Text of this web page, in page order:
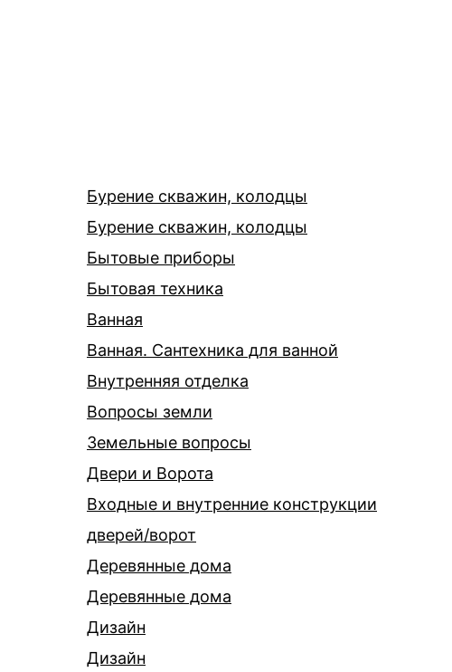
Бурение скважин, колодцы
Бурение скважин, колодцы
Бытовые приборы
Бытовая техника
Ванная
Ванная. Сантехника для ванной
Внутренняя отделка
Вопросы земли
Земельные вопросы
Двери и Ворота
Входные и внутренние конструкции
дверей/ворот
Деревянные дома
Деревянные дома
Дизайн
Дизайн